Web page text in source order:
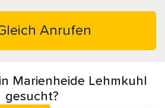
Anrufen
Marienheide Lehmkuhl
gesucht?